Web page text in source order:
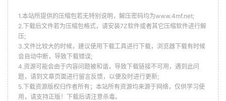
1.本站所提供的压缩包若无特别说明，解压密码均为www.4mf.net;
2.下载后文件若为压缩包格式，请安装7Z软件或者其它压缩软件进行解
压;
3.文件比较大的时候，建议使用下载工具进行下载，浏览器下载有时候
会自动中断，导致下载错误;
4.资源可能会由于内容问题被和谐，导致下载链接不可用，遇到此问
题，请到文章页面进行留言反馈，以便及时进行更新;
5.下载资源版权归作者所有；本站所有资源均来源于网络，仅供学习使
用，请支持正版！下载后请注意杀毒。